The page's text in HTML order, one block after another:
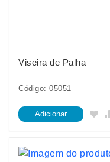
Viseira de Palha
Código: 05051
Adicionar